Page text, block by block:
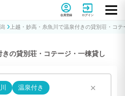
サイトTABILMO(タビルモ)
会員登録 ログイン
上越・妙高・糸魚川で温泉付きの貸別荘・コ
きの貸別荘・コテージ・一棟貸し
温泉付き ×